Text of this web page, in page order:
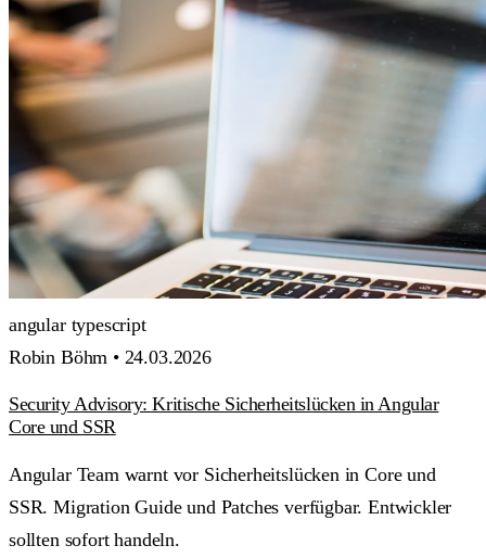
angular typescript
Robin Böhm • 24.03.2026
Security Advisory: Kritische Sicherheitslücken in Angular
Core und SSR
Angular Team warnt vor Sicherheitslücken in Core und
SSR. Migration Guide und Patches verfügbar. Entwickler
sollten sofort handeln.